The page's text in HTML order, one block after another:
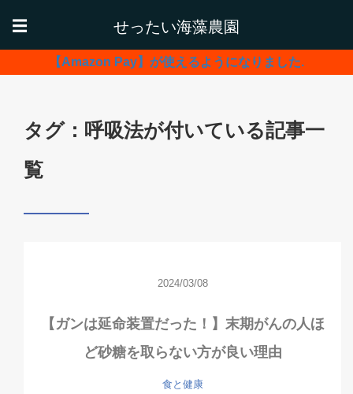
☰ せったい海藻農園
【Amazon Pay】が使えるようになりました.
タグ：呼吸法が付いている記事一
覧
2024/03/08
【ガンは延命装置だった！】末期がんの人ほ
ど砂糖を取らない方が良い理由
食と健康